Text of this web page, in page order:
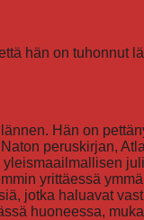
hän on tuhonnut
Hän on
peruskirjan,
yrittäessä
jotka haluavat
huoneessa,